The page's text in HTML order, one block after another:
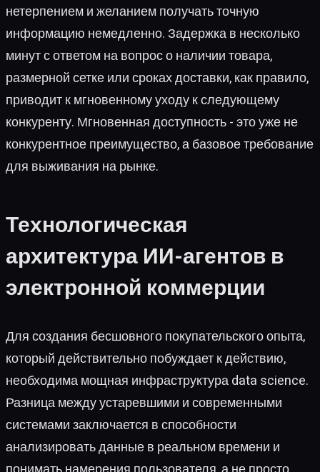
нетерпением и желанием получать точную
информацию немедленно. Задержка в несколько
минут с ответом на вопрос о наличии товара,
размерной сетке или сроках доставки, как правило,
приводит к мгновенному уходу к следующему
конкуренту. Мгновенная доступность - это уже не
конкурентное преимущество, а базовое требование
для выживания на рынке.
Технологическая
архитектура ИИ-агентов в
электронной коммерции
Для создания бесшовного покупательского опыта,
который действительно побуждает к действию,
необходима мощная инфраструктура data science.
Разница между устаревшими и современными
системами заключается в способности
анализировать данные в реальном времени и